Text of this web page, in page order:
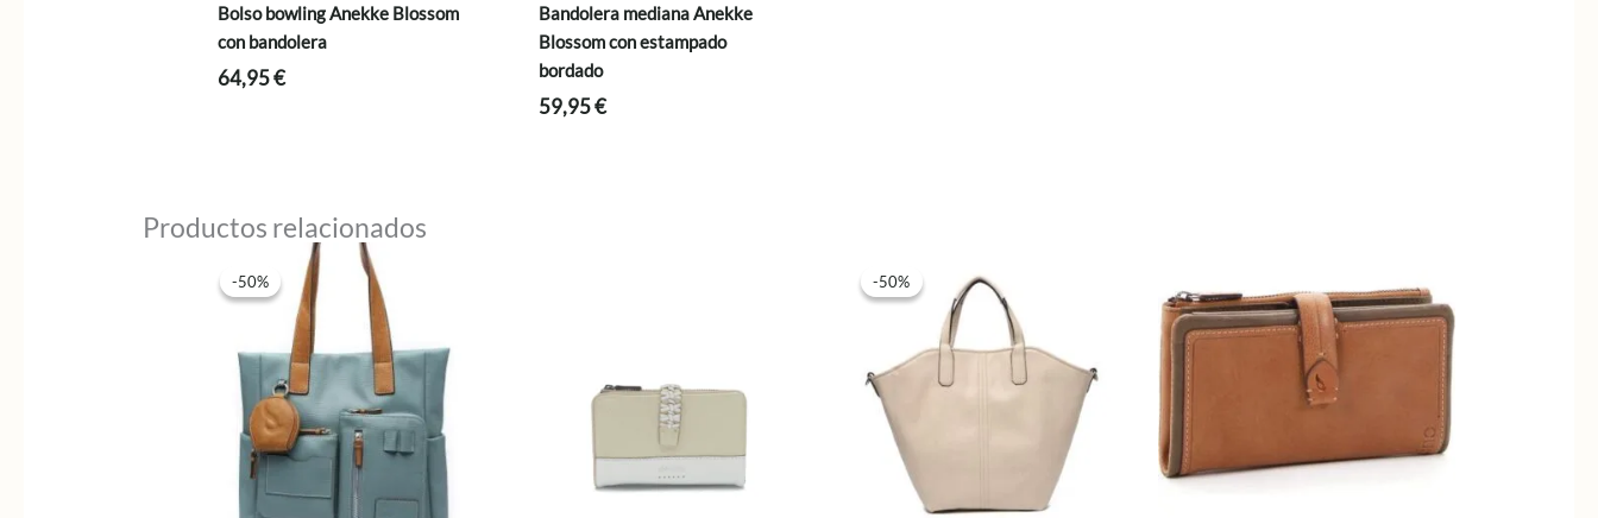
Bolso bowling Anekke Blossom
con bandolera
64,95€
Bandolera mediana Anekke
Blossom con estampado
bordado
59,95€
Productos relacionados
-50%
-50% -50%
-50%